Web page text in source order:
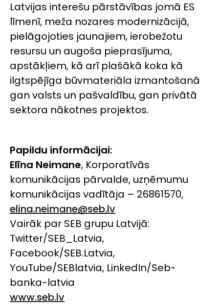
Latvijas interešu pārstāvības jomā ES
līmenī, meža nozares modernizācijā,
pielāgojoties jaunajiem, ierobežotu
resursu un augoša pieprasījuma,
apstākļiem, kā arī plašākā koka kā
ilgtspējīga būvmateriāla izmantošanā
gan valsts un pašvaldību, gan privātā
sektora nākotnes projektos.
Papildu informācijai:
Elīna Neimane, Korporatīvās
komunikācijas pārvalde, uzņēmumu
komunikācijas vadītāja – 26861570,
elina.neimane@seb.lv
Vairāk par SEB grupu Latvijā:
Twitter/SEB_Latvia,
Facebook/SEB.Latvia,
YouTube/SEBlatvia, LinkedIn/Seb-
banka-latvia
www.seb.lv